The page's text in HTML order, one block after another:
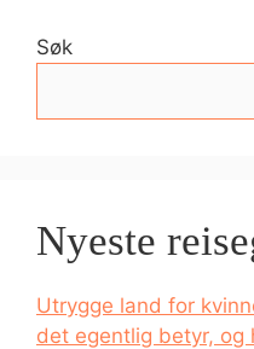
Søk
Nyeste
Utrygge land for
det egentlig betyr, og